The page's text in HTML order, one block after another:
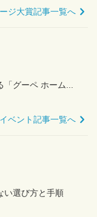
ジ大賞記事一覧へ
グーペ ホーム...
ベント記事一覧へ
い選び方と手順